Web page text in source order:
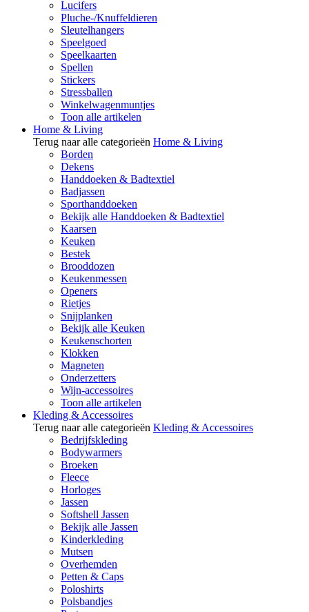
Lucifers
Pluche-/Knuffeldieren
Sleutelhangers
Speelgoed
Speelkaarten
Spellen
Stickers
Stressballen
Winkelwagenmuntjes
Toon alle artikelen
Home & Living
Terug naar alle categorieën Home & Living
Borden
Dekens
Handdoeken & Badtextiel
Badjassen
Sporthanddoeken
Bekijk alle Handdoeken & Badtextiel
Kaarsen
Keuken
Bestek
Brooddozen
Keukenmessen
Openers
Rietjes
Snijplanken
Bekijk alle Keuken
Keukenschorten
Klokken
Magneten
Onderzetters
Wijn-accessoires
Toon alle artikelen
Kleding & Accessoires
Terug naar alle categorieën Kleding & Accessoires
Bedrijfskleding
Bodywarmers
Broeken
Fleece
Horloges
Jassen
Softshell Jassen
Bekijk alle Jassen
Kinderkleding
Mutsen
Overhemden
Petten & Caps
Poloshirts
Polsbandjes